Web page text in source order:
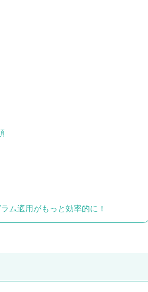
ム適用がもっと効率的に！